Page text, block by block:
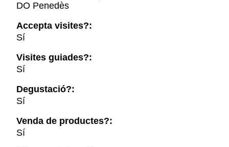
DO Penedès
Accepta visites?:
Sí
Visites guiades?:
Sí
Degustació?:
Sí
Venda de productes?:
Sí